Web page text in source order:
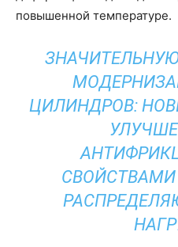
повышенной температуре.
ЦИЛИНДРОВ: